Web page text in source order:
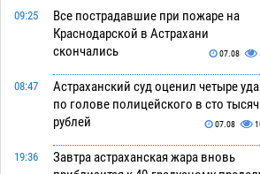
09:25
Все пострадавшие при пожаре на
Краснодарской в Астрахани
скончались
07.08
08:47
Астраханский суд оценил четыре
по голове полицейского в сто тысяч
рублей
07.08
19:36
Завтра астраханская жара вновь